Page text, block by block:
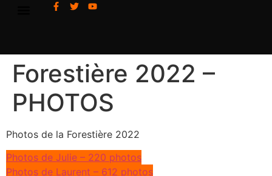
Forestière 2022 –
PHOTOS
Photos de la Forestière 2022
Photos de Julie – 220 photos
Photos de Laurent – 612 photos